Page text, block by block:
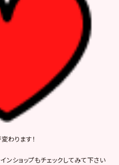
わります！
ショップもチェックしてみて下さい